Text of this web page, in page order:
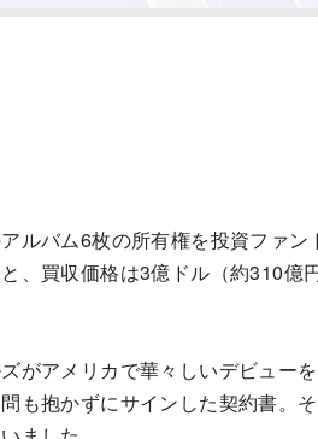
ルバム6枚の所有権を投資ファン
、買収価格は3億ドル（約310億
がアメリカで華々しいデビュー
も抱かずにサインした契約書。